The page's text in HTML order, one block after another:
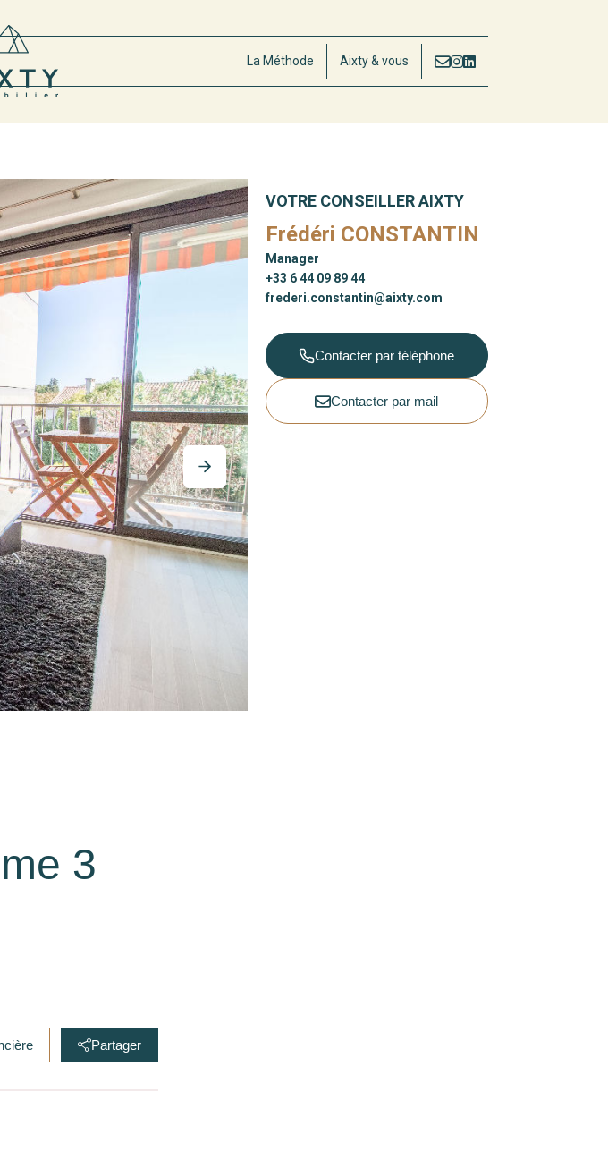
La Méthode Aixty & vous
3
Partager
VOTRE CONSEILLER AIXTY
Frédéri CONSTANTIN
Manager
+33 6 44 09 89 44
frederi.constantin@aixty.com
Contacter par téléphone
Contacter par mail